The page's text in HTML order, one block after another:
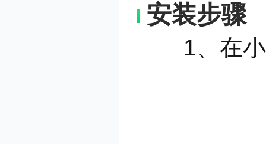
别，也能在
4、直接
安装步骤
1、在小